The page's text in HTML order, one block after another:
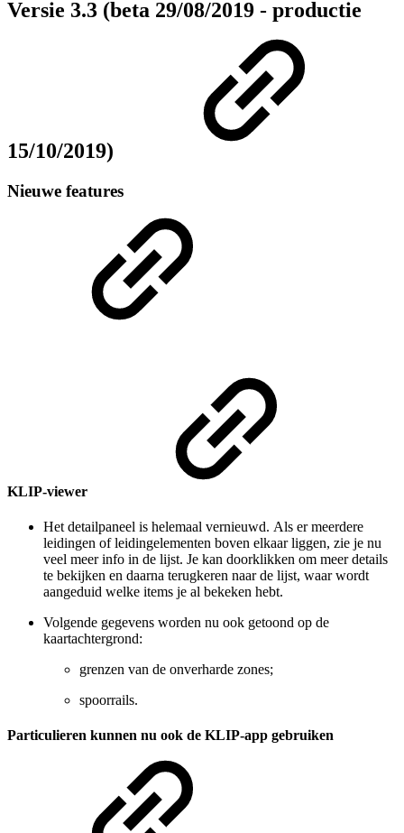
Versie 3.3 (beta 29/08/2019 - productie
15/10/2019)
Nieuwe features
KLIP-viewer
Het detailpaneel is helemaal vernieuwd. Als er meerdere
leidingen of leidingelementen boven elkaar liggen, zie je nu
veel meer info in de lijst. Je kan doorklikken om meer details
te bekijken en daarna terugkeren naar de lijst, waar wordt
aangeduid welke items je al bekeken hebt.
Volgende gegevens worden nu ook getoond op de
kaartachtergrond:
grenzen van de onverharde zones;
spoorrails.
Particulieren kunnen nu ook de KLIP-app gebruiken